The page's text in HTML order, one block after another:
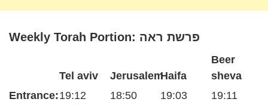
Weekly Torah Portion: פרשת ראה
Entrance:
Tel aviv
19:12
Jerusalem
18:50
Haifa
19:03
Beer
sheva
19:11